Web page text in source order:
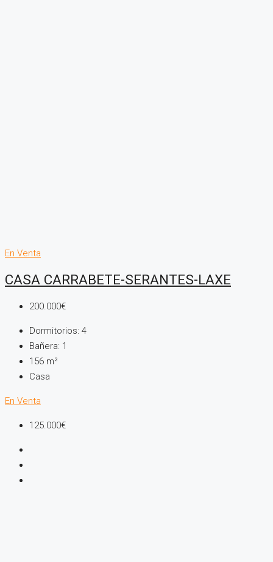
En Venta
CASA CARRABETE-SERANTES-LAXE
200.000€
Dormitorios: 4
Bañera: 1
156 m²
Casa
En Venta
125.000€